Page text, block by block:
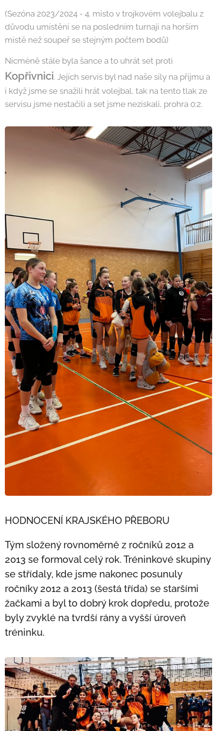
(Sezóna 2023/2024 - 4. místo v trojkovém volejbalu z
důvodu umístění se na posledním turnaji na horším
místě než soupeř se stejným počtem bodů)
Nicméně stále byla šance a to uhrát set proti
Kopřivnici. Jejích servis byl nad naše síly na příjmu a
i když jsme se snažili hrát volejbal, tak na tento tlak ze
servisu jsme nestačili a set jsme nezískali, prohra 0:2.
HODNOCENÍ KRAJSKÉHO PŘEBORU
Tým složený rovnoměrně z ročníků 2012 a
2013 se formoval celý rok. Tréninkové skupiny
se střídaly, kde jsme nakonec posunuly
ročníky 2012 a 2013 (šestá třída) se staršími
žačkami a byl to dobrý krok dopředu, protože
byly zvyklé na tvrdší rány a vyšší úroveň
tréninku.